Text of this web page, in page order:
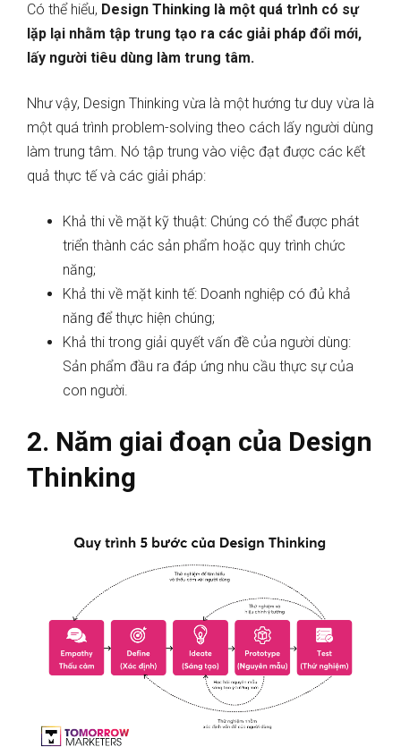
Có thể hiểu, Design Thinking là một quá trình có sự
lặp lại nhằm tập trung tạo ra các giải pháp đổi mới,
lấy người tiêu dùng làm trung tâm.
Như vậy, Design Thinking vừa là một hướng tư duy vừa là
một quá trình problem-solving theo cách lấy người dùng
làm trung tâm. Nó tập trung vào việc đạt được các kết
quả thực tế và các giải pháp:
Khả thi về mặt kỹ thuật: Chúng có thể được phát
triển thành các sản phẩm hoặc quy trình chức
năng;
Khả thi về mặt kinh tế: Doanh nghiệp có đủ khả
năng để thực hiện chúng;
Khả thi trong giải quyết vấn đề của người dùng:
Sản phẩm đầu ra đáp ứng nhu cầu thực sự của
con người.
2. Năm giai đoạn của Design
Thinking